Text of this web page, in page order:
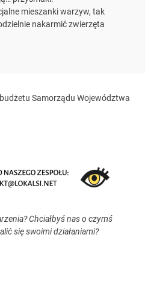
mieszanki warzyw, tak
nakarmić zwierzęta
Samorządu Województwa
Chciałbyś nas o czymś
się swoimi działaniami?